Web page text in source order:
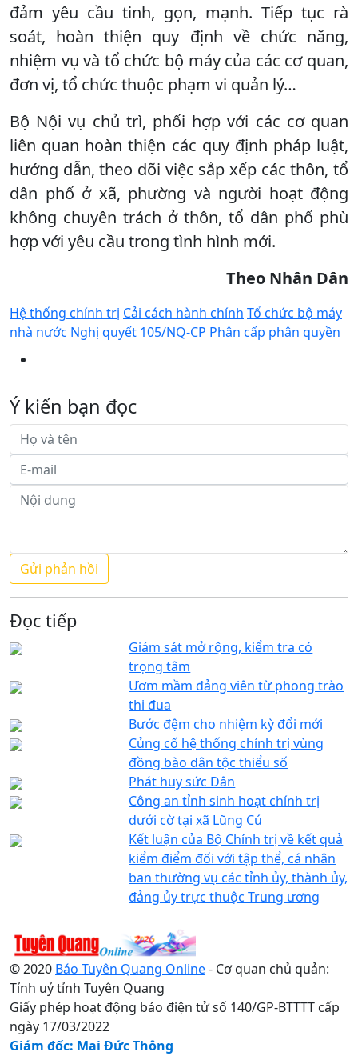
đảm yêu cầu tinh, gọn, mạnh. Tiếp tục rà
soát, hoàn thiện quy định về chức năng,
nhiệm vụ và tổ chức bộ máy của các cơ quan,
đơn vị, tổ chức thuộc phạm vi quản lý…
Bộ Nội vụ chủ trì, phối hợp với các cơ quan
liên quan hoàn thiện các quy định pháp luật,
hướng dẫn, theo dõi việc sắp xếp các thôn, tổ
dân phố ở xã, phường và người hoạt động
không chuyên trách ở thôn, tổ dân phố phù
hợp với yêu cầu trong tình hình mới.
Theo Nhân Dân
Hệ thống chính trị Cải cách hành chính Tổ chức bộ máy
nhà nước Nghị quyết 105/NQ-CP Phân cấp phân quyền
Ý kiến bạn đọc
Đọc tiếp
Giám sát mở rộng, kiểm tra có
trọng tâm
Ươm mầm đảng viên từ phong trào
thi đua
Bước đệm cho nhiệm kỳ đổi mới
Củng cố hệ thống chính trị vùng
đồng bào dân tộc thiểu số
Phát huy sức Dân
Công an tỉnh sinh hoạt chính trị
dưới cờ tại xã Lũng Cú
Kết luận của Bộ Chính trị về kết quả
kiểm điểm đối với tập thể, cá nhân
ban thường vụ các tỉnh ủy, thành ủy,
đảng ủy trực thuộc Trung ương
© 2020 Báo Tuyên Quang Online- Cơ quan chủ quản:
Tỉnh uỷ tỉnh Tuyên Quang
Giấy phép hoạt động báo điện tử số 140/GP-BTTTT cấp
ngày 17/03/2022
Giám đốc: Mai Đức Thông